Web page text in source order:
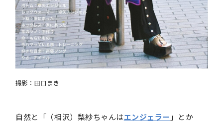
撮影：田口まき
自然と「（相沢）梨紗ちゃんはエンジェラー 」とか